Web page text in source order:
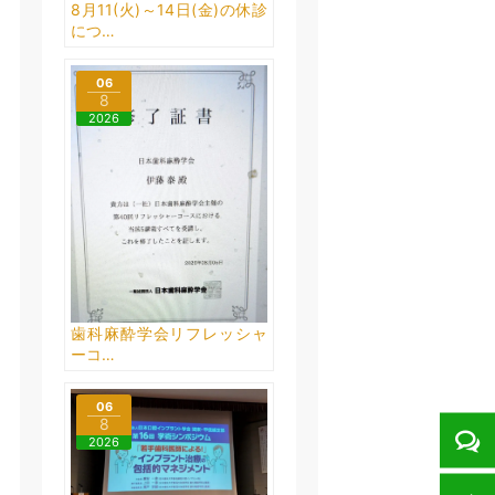
8月11(火)～14日(金)の休診
につ…
歯科麻酔学会リフレッシャ
ーコ…
06
8
2026
06
8
2026